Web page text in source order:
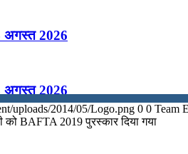
अगस्त 2026
अगस्त 2026
2026
uploads/2014/05/Logo.png 0 0 Team
BAFTA 2019 पुरस्कार दिया गया